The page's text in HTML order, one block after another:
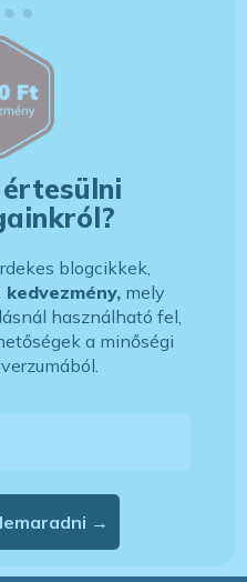
blogcikkek,
mely
használható fel,
a minőségi
Nem akarok lemaradni →